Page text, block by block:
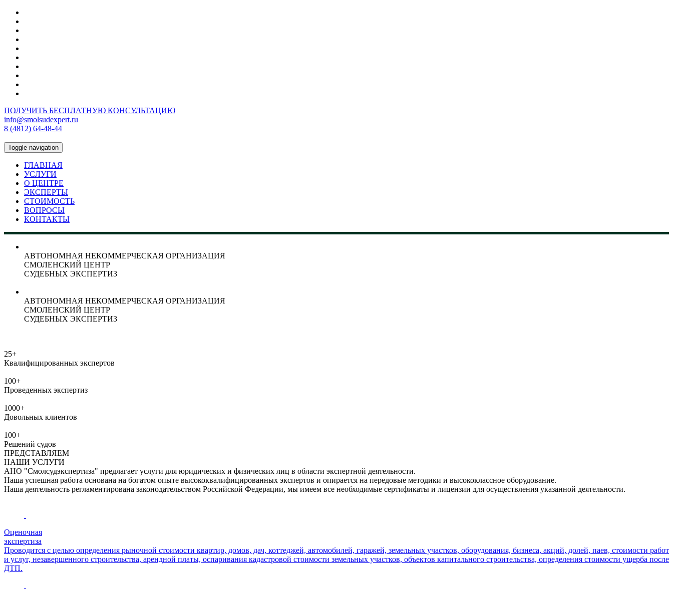
ПОЛУЧИТЬ БЕСПЛАТНУЮ КОНСУЛЬТАЦИЮ
info@smolsudexpert.ru
8 (4812) 64-48-44
Toggle navigation
ГЛАВНАЯ
УСЛУГИ
О ЦЕНТРЕ
ЭКСПЕРТЫ
СТОИМОСТЬ
ВОПРОСЫ
КОНТАКТЫ
АВТОНОМНАЯ НЕКОММЕРЧЕСКАЯ ОРГАНИЗАЦИЯ
СМОЛЕНСКИЙ ЦЕНТР
СУДЕБНЫХ ЭКСПЕРТИЗ
АВТОНОМНАЯ НЕКОММЕРЧЕСКАЯ ОРГАНИЗАЦИЯ
СМОЛЕНСКИЙ ЦЕНТР
СУДЕБНЫХ ЭКСПЕРТИЗ
25+
Квалифицированных экспертов
100+
Проведенных экспертиз
1000+
Довольных клиентов
100+
Решений судов
ПРЕДСТАВЛЯЕМ
НАШИ УСЛУГИ
АНО "Смолсудэкспертиза" предлагает услуги для юридических и физических лиц в области экспертной деятельности.
Наша успешная работа основана на богатом опыте высококвалифицированных экспертов и опирается на передовые методики и высококлассное оборудование.
Наша деятельность регламентирована законодательством Российской Федерации, мы имеем все необходимые сертификаты и лицензии для осуществления указанной деятельности.
Оценочная
экспертиза
Проводится с целью определения рыночной стоимости квартир, домов, дач, коттеджей, автомобилей, гаражей, земельных участков, оборудования, бизнеса, акций, долей, паев, стоимости работ
и услуг, незавершенного строительства, арендной платы, оспаривания кадастровой стоимости земельных участков, объектов капитального строительства, определения стоимости ущерба после
ДТП.